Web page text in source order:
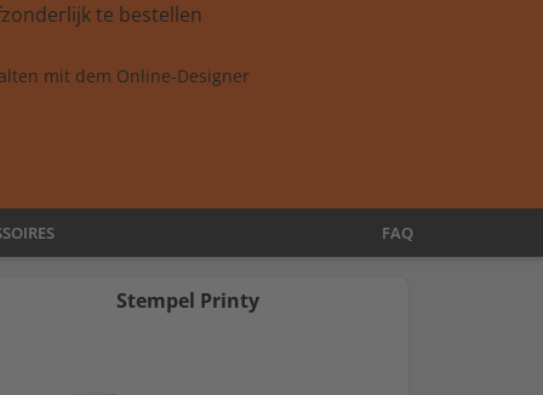
te bestellen
mit dem Online-Designer
FAQ
Stempel Printy